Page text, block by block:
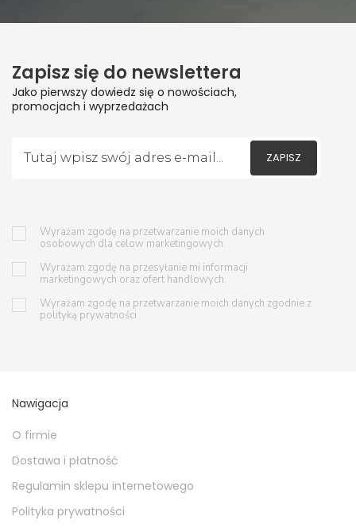
Zapisz się do newslettera
Jako pierwszy dowiedz się o nowościach,
promocjach i wyprzedażach
ZAPISZ
Wyrażam zgodę na przetwarzanie moich danych
osobowych dla celow marketingowych.
Wyrażam zgodę na przesyłanie mi informacji
marketingowych oraz ofert handlowych.
Wyrażam zgodę na przetwarzanie moich danych zgodnie z
polityką prywatności
Nawigacja
O firmie
Dostawa i płatność
Regulamin sklepu internetowego
Polityka prywatności